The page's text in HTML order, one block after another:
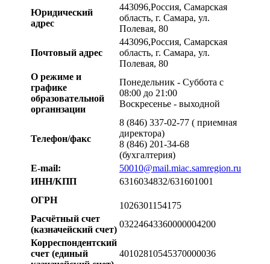
Юридический
адрес
443096,Россия, Самарская
область, г. Самара, ул.
Полевая, 80
Почтовый адрес
443096,Россия, Самарская
область, г. Самара, ул.
Полевая, 80
О режиме и
графике
образовательной
органнзации
Понедельник - Суббота с
08:00 до 21:00
Воскресенье - выходной
Телефон/факс
8 (846) 337-02-77 ( приемная
директора)
8 (846) 201-34-68
(бухгалтерия)
E-mail:
50010@mail.miac.samregion.ru
ИНН/КПП
6316034832/631601001
ОГРН
1026301154175
Расчётный счет
(казначейский счет)
03224643360000004200
Корреспондентский
счет (единый
40102810545370000036